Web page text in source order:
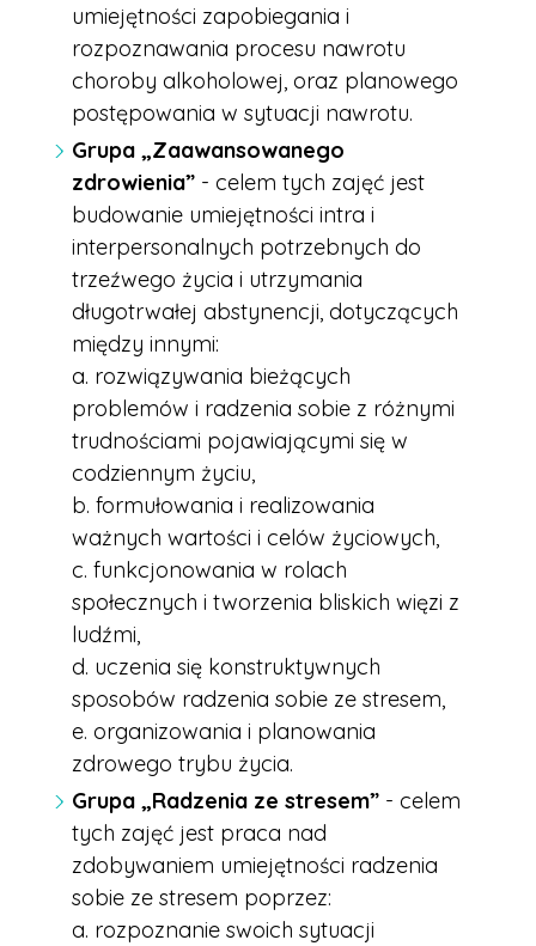
umiejętności zapobiegania i
rozpoznawania procesu nawrotu
choroby alkoholowej, oraz planowego
postępowania w sytuacji nawrotu.
Grupa „Zaawansowanego
zdrowienia” - celem tych zajęć jest
budowanie umiejętności intra i
interpersonalnych potrzebnych do
trzeźwego życia i utrzymania
długotrwałej abstynencji, dotyczących
między innymi:
a. rozwiązywania bieżących
problemów i radzenia sobie z różnymi
trudnościami pojawiającymi się w
codziennym życiu,
b. formułowania i realizowania
ważnych wartości i celów życiowych,
c. funkcjonowania w rolach
społecznych i tworzenia bliskich więzi z
ludźmi,
d. uczenia się konstruktywnych
sposobów radzenia sobie ze stresem,
e. organizowania i planowania
zdrowego trybu życia.
Grupa „Radzenia ze stresem” - celem
tych zajęć jest praca nad
zdobywaniem umiejętności radzenia
sobie ze stresem poprzez:
a. rozpoznanie swoich sytuacji